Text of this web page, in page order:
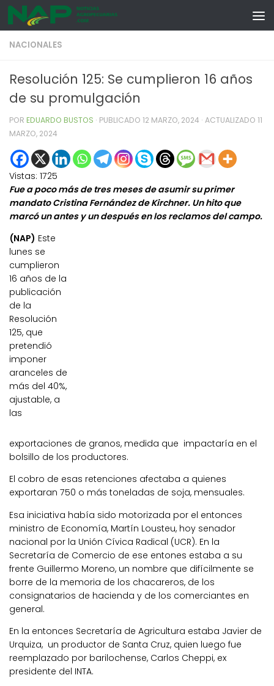
Skip to content
NACIONALES
Resolución 125: Se cumplieron 16 años
de su promulgación
POR EDUARDO BUSTOS · PUBLICADO 12 MARZO, 2024 · ACTUALIZADO 11
MARZO, 2024
Vistas: 1725
Fue a poco más de tres meses de asumir su primer
mandato Cristina Fernández de Kirchner. Un hito que
marcó un antes y un después en los reclamos del campo.
(NAP) Este
lunes se
cumplieron
16 años de la
publicación
de la
Resolución
125, que
pretendió
imponer
aranceles de
más del 40%,
ajustable, a
las
exportaciones de granos, medida que impactaría en el
bolsillo de los productores.
El cobro de esas retenciones afectaba a quienes
exportaran 750 o más toneladas de soja, mensuales.
Esa iniciativa había sido motorizada por el entonces
ministro de Economía, Martín Lousteu, hoy senador
nacional por la Unión Cívica Radical (UCR). En la
Secretaría de Comercio de ese entones estaba a su
frente Guillermo Moreno, un nombre que difícilmente se
borre de la memoria de los chacareros, de los
consignatarios de hacienda y de los comerciantes en
general.
En la entonces Secretaría de Agricultura estaba Javier de
Urquiza, un productor de Santa Cruz, quien luego fue
reemplazado por barilochense, Carlos Cheppi, ex
presidente del INTA.